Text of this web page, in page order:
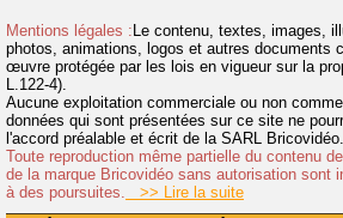
Mentions légales : Le contenu, textes, images,
photos, animations, logos et autres documents
œuvre protégée par les lois en vigueur sur la
L.122-4).
Aucune exploitation commerciale ou non
données qui sont présentées sur ce site ne
l'accord préalable et écrit de la SARL Bricovidéo.
Toute reproduction même partielle du contenu
de la marque Bricovidéo sans autorisation sont
à des poursuites. >> Lire la suite